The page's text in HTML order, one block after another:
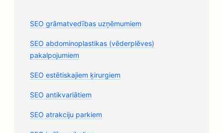
SEO grāmatvedības uzņēmumiem
SEO abdominoplastikas (vēderplēves)
pakalpojumiem
SEO estētiskajiem ķirurgiem
SEO antikvariātiem
SEO atrakciju parkiem